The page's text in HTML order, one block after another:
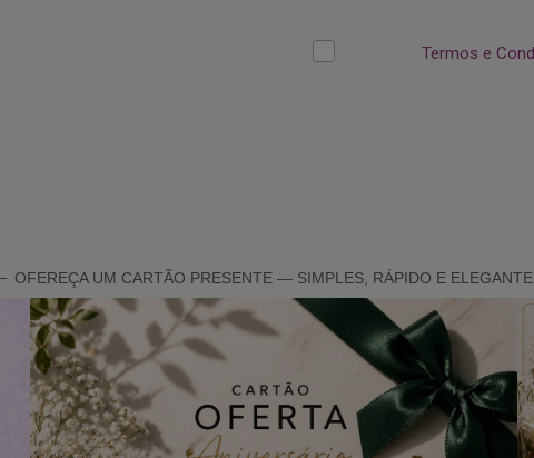
OFEREÇA UM CARTÃO PRESENTE — SIMPLES, RÁPIDO E ELEGANTE